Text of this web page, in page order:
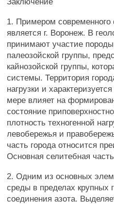
1. Примером современного
является г. Воронеж. В
принимают участие породы
палеозойской группы,
кайнозойской группы,
системы. Территория
нагрузки и
мере влияет на
состояние
плотность техногенной
левобережья и
часть города относится
Основная селитебная
2. Одним из основных
среды в пределах крупных
соединения азота.